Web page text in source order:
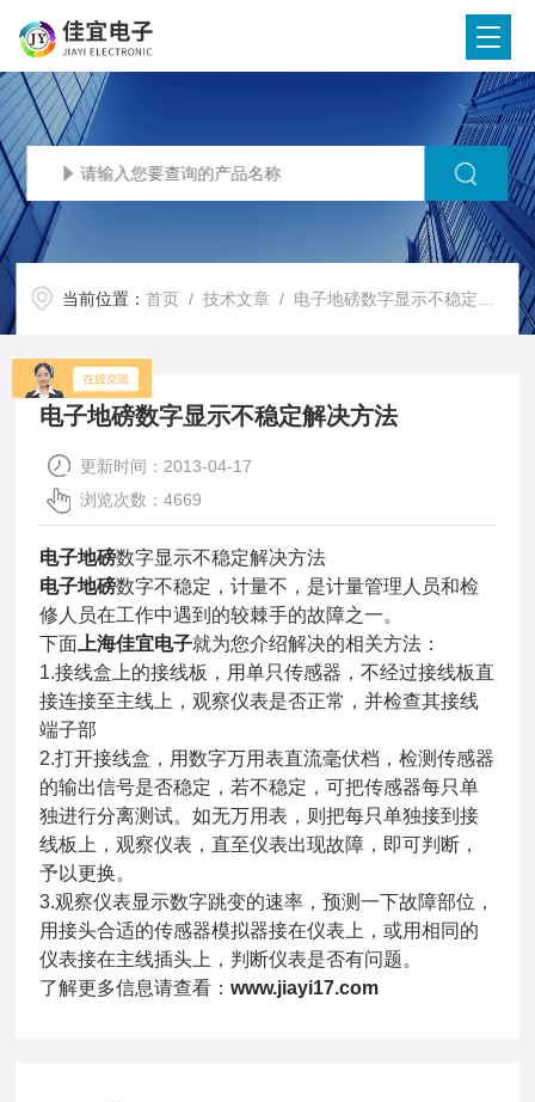
当前位置：首页 /技术文章 / 电子地磅数字显示不稳定解决方法
电子地磅数字显示不稳定解决方法
更新时间：2013-04-17
浏览次数：4669
电子地磅数字显示不稳定解决方法
电子地磅数字不稳定，计量不，是计量管理人员和检
修人员在工作中遇到的较棘手的故障之一。
下面 上海佳宜电子就为您介绍解决的相关方法：
1.接线盒上的接线板，用单只传感器，不经过接线板直
接连接至主线上，观察仪表是否正常，并检查其接线
端子部
2.打开接线盒，用数字万用表直流毫伏档，检测传感器
的输出信号是否稳定，若不稳定，可把传感器每只单
独进行分离测试。如无万用表，则把每只单独接到接
线板上，观察仪表，直至仪表出现故障，即可判断，
予以更换。
3.观察仪表显示数字跳变的速率，预测一下故障部位，
用接头合适的传感器模拟器接在仪表上，或用相同的
仪表接在主线插头上，判断仪表是否有问题。
了解更多信息请查看：www.jiayi17.com